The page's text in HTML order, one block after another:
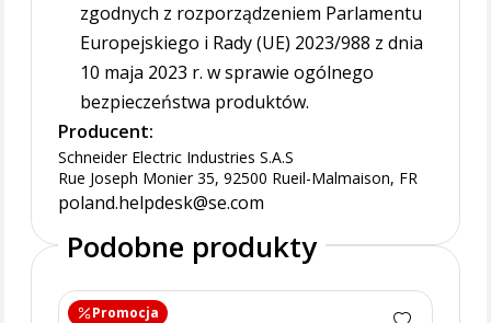
zgodnych z rozporządzeniem Parlamentu
Europejskiego i Rady (UE) 2023/988 z dnia
10 maja 2023 r. w sprawie ogólnego
bezpieczeństwa produktów.
Producent:
Schneider Electric Industries S.A.S
Rue Joseph Monier 35, 92500 Rueil-Malmaison, FR
poland.helpdesk@se.com
Podobne produkty
Promocja